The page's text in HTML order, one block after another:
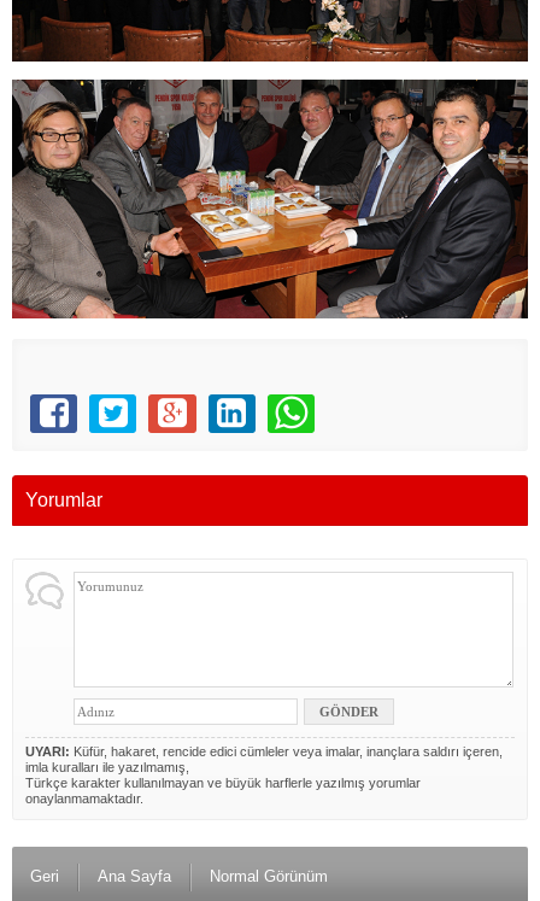
Yorumlar
UYARI: Küfür, hakaret, rencide edici cümleler veya imalar, inançlara saldırı içeren,
imla kuralları ile yazılmamış,
Türkçe karakter kullanılmayan ve büyük harflerle yazılmış yorumlar
onaylanmamaktadır.
Geri Ana Sayfa Normal Görünüm